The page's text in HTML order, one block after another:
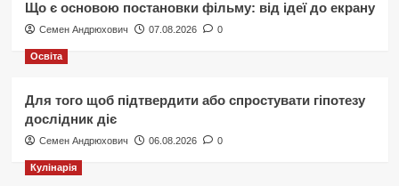
Що є основою постановки фільму: від ідеї до екрану
Семен Андрюхович 07.08.2026 0
Освіта
Для того щоб підтвердити або спростувати гіпотезу
дослідник діє
Семен Андрюхович 06.08.2026 0
Кулінарія